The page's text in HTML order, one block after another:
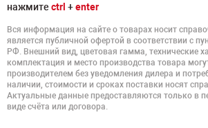
нажмите ctrl +enter
Вся информация на сайте о товарах носит
является публичной офертой в соответствии с
РФ. Внешний вид, цветовая гамма, технические
комплектация и место производства товара
производителем без уведомления дилера и
наличии, стоимости и сроках поставки носят
Актуальные данные предоставляются только в
виде счёта или договора.